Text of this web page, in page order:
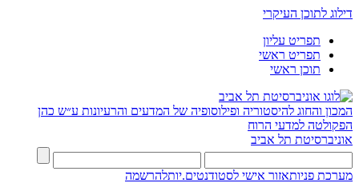
דילוג לתוכן העיקרי
תפריט עליון
תפריט ראשי
תוכן ראשי
המכון והחוג להיסטוריה ופילוסופיה של המדעים והרעיונות ע״ש כהן
הפקולטה למדעי הרוח
אוניברסיטת תל אביב
מערכת פניותאזור אישי לסטודנטים.יותלהרשמה